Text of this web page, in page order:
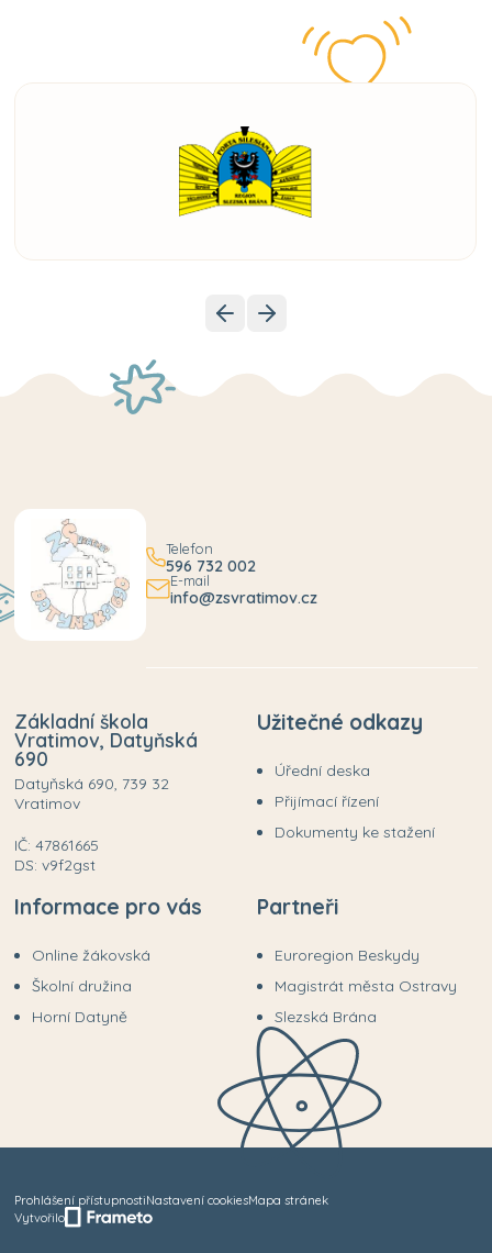
Telefon
596 732 002
E-mail
info@zsvratimov.cz
Základní škola
Vratimov, Datyňská
690
Datyňská 690, 739 32
Vratimov
IČ: 47861665
DS: v9f2gst
Užitečné odkazy
Úřední deska
Přijímací řízení
Dokumenty ke stažení
Informace pro vás
Online žákovská
Školní družina
Horní Datyně
Partneři
Euroregion Beskydy
Magistrát města Ostravy
Slezská Brána
Prohlášení přístupnostiNastavení cookiesMapa stránek
Vytvořilo